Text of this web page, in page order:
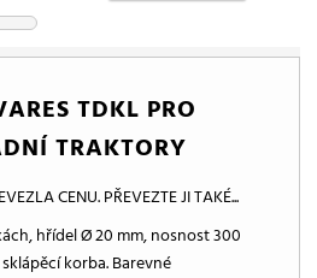
TDKL PRO
TRAKTORY
CENU. PŘEVEZTE JI TAKÉ...
hřídel Ø 20 mm, nosnost 300
korba. Barevné